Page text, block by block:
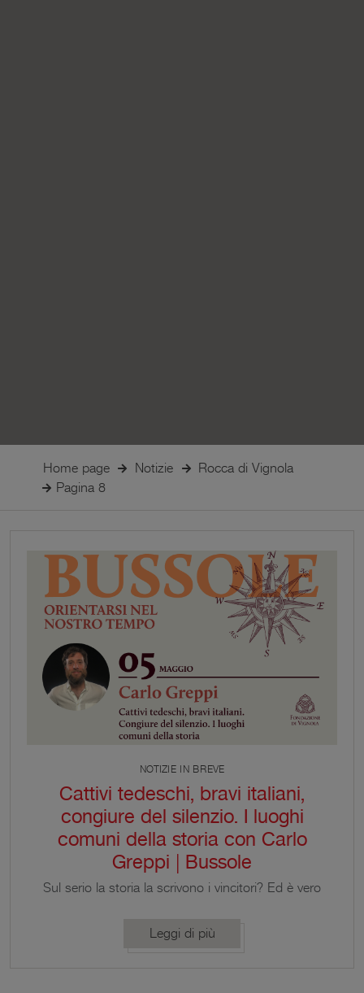
Home page Notizie
Rocca di Vignola
Pagina 8
NOTIZIE IN BREVE
Cattivi tedeschi, bravi italiani,
congiure del silenzio. I luoghi
comuni della storia con Carlo
Greppi | Bussole
Sul serio la storia la scrivono i vincitori? Ed è vero
del silenzio, di cui spesso si parla, esistono
davvero? Durante la seconda guerra mondiale i
Leggi di più